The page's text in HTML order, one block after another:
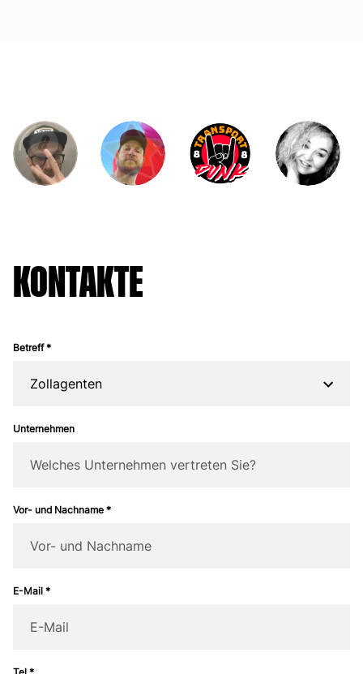
KONTAKTE
Betreff *
Zollagenten
Unternehmen
Vor- und Nachname *
E-Mail *